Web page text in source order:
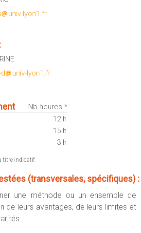
Physique)
Biochimie)
des Procédés - Département composante)
Composante)
composante)
et
univ-lyon1.fr
univ-lyon1.fr
Nb heures *
12 h
15 h
3 h
titre indicatif.
(transversales, spécifiques) :
une méthode ou un ensemble de
de leurs avantages, de leurs limites et